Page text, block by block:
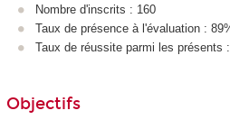
Nombre d'inscrits : 160
Taux de présence à l'évaluation :
Taux de réussite parmi les présents
Objectifs